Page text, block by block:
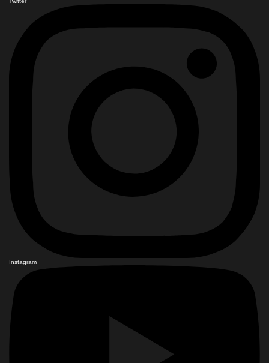
Instagram